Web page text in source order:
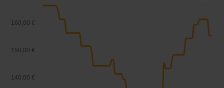
140,00 €
150,00 €
160,00 €